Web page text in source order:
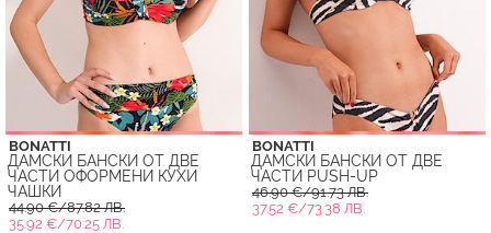
BONATTI
ДАМСКИ БАНСКИ ОТ ДВЕ
ЧАСТИ ОФОРМЕНИ КУХИ
ЧАШКИ
44.90 €/87.82 ЛВ.
35.92 €/70.25 ЛВ.
BONATTI
ДАМСКИ БАНСКИ ОТ ДВЕ
ЧАСТИ PUSH-UP
46.90 €/91.73 ЛВ.
37.52 €/73.38 ЛВ.